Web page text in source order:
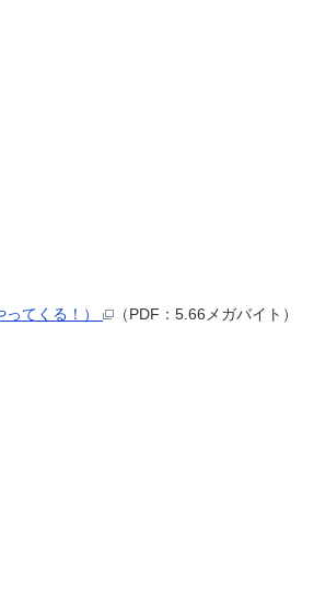
てくる！） （PDF：5.66メガバイト）